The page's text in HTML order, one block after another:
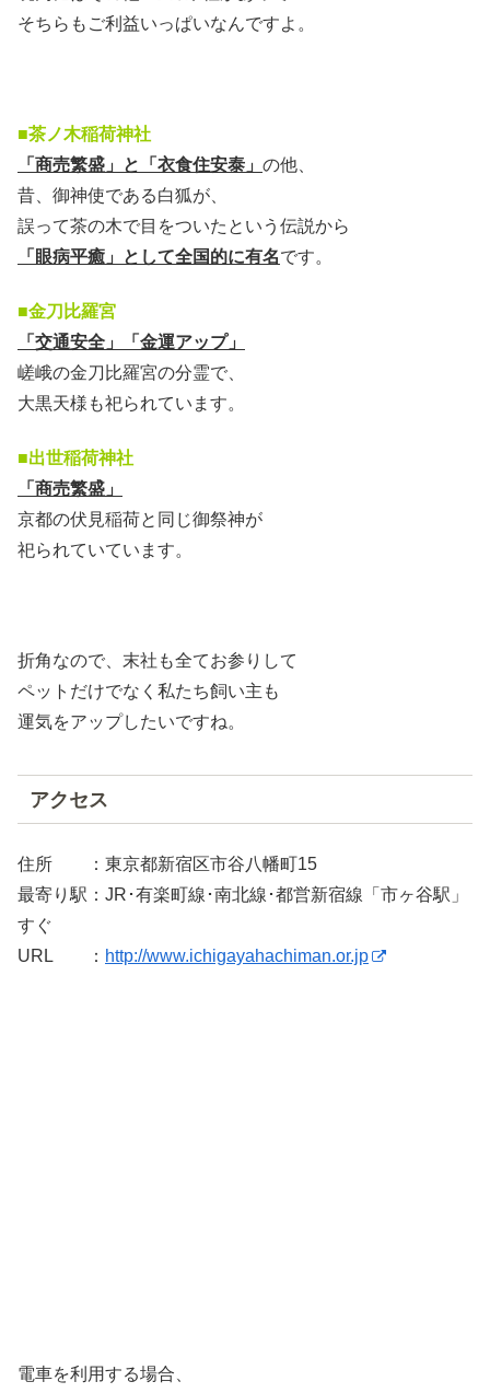
そちらもご利益いっぱいなんですよ。
■茶ノ木稲荷神社
「商売繁盛」と「衣食住安泰」 の他、
昔、御神使である白狐が、
誤って茶の木で目をついたという伝説から
「眼病平癒」として全国的に有名です。
■金刀比羅宮
「交通安全」「金運アップ」
嵯峨の金刀比羅宮の分霊で、
大黒天様も祀られています。
■出世稲荷神社
「商売繁盛」
京都の伏見稲荷と同じ御祭神が
祀られていています。
折角なので、末社も全てお参りして
ペットだけでなく私たち飼い主も
運気をアップしたいですね。
アクセス
住所 ：東京都新宿区市谷八幡町15
最寄り駅：JR･有楽町線･南北線･都営新宿線「市ヶ谷駅」
すぐ
URL ： http://www.ichigayahachiman.or.jp
電車を利用する場合、